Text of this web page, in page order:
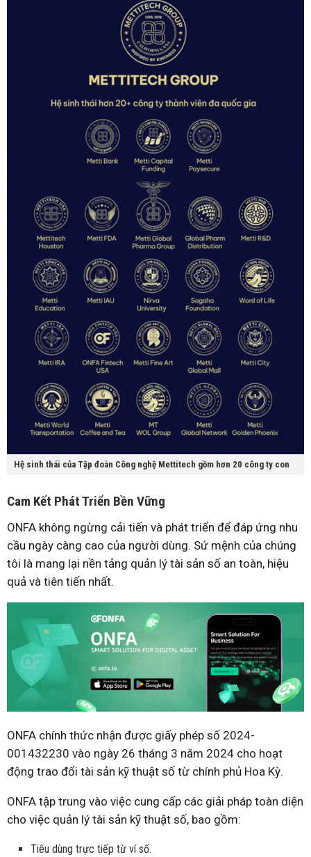
Hệ sinh thái của Tập đoàn Công nghệ Mettitech gồm hơn 20 công ty con
Cam Kết Phát Triển Bền Vững
ONFA không ngừng cải tiến và phát triển để đáp ứng nhu
cầu ngày càng cao của người dùng. Sứ mệnh của chúng
tôi là mang lại nền tảng quản lý tài sản số an toàn, hiệu
quả và tiên tiến nhất.
ONFA chính thức nhận được giấy phép số 2024-
001432230 vào ngày 26 tháng 3 năm 2024 cho hoạt
động trao đổi tài sản kỹ thuật số từ chính phủ Hoa Kỳ.
ONFA tập trung vào việc cung cấp các giải pháp toàn diện
cho việc quản lý tài sản kỹ thuật số, bao gồm:
Tiêu dùng trực tiếp từ ví số.